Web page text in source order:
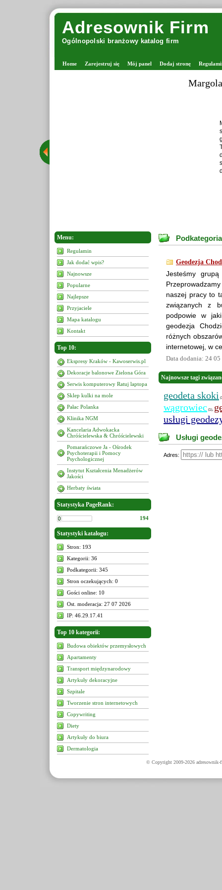
Adresownik Firm
Ogólnopolski branżowy katalog firm
Home Zarejestruj się Mój panel Dodaj stronę
Menu:
Regulamin
Jak dodać wpis?
Najnowsze
Popularne
Najlepsze
Przyjaciele
Mapa katalogu
Kontakt
Top 10:
Ekspresy Kraków - Kawoserwis.pl
Dekoracje balonowe Zielona Góra
Serwis komputerowy Ratuj laptopa
Sklep kulki na mole
Pałac Polanka
Klinika NGM
Kancelaria Adwokacka
Chróścielewska & Chróścielewski
Pomarańczowe Ja - Ośrodek
Psychoterapii i Pomocy
Psychologicznej
Instytut Kształcenia Menadżerów
Jakości
Herbaty świata
Statystyka PageRank:
194
Statystyki katalogu:
Stron: 193
Kategorii: 36
Podkategorii: 345
Stron oczekujących: 0
Gości online: 10
Ost. moderacja: 27 07 2026
IP: 46.29.17.41
Top 10 kategorii:
Budowa obiektów przemysłowych
Apartamenty
Transport międzynarodowy
Artykuły dekoracyjne
Szpitale
Tworzenie stron internetowych
Copywriting
Diety
Artykuły do biura
Dermatologia
Geodezja
Jesteśmy
naszej pracy to
związanych z
podpowie w
geodezja
różnych
internetowej, w
Data dodania: 24
Najnowsze tagi
geodeta skoki
wągrowiec (1),
usługi
Usługi
Adres:
© Copyright 2009-2026